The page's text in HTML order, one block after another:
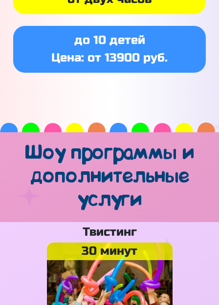
до 10 детей
Цена: от 13900 руб.
Шоу программы и
дополнительные
услуги
Твистинг
30 минут